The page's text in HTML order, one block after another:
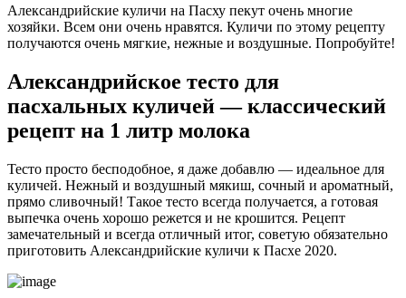
Александрийские куличи на Пасху пекут очень многие
хозяйки. Всем они очень нравятся. Куличи по этому рецепту
получаются очень мягкие, нежные и воздушные. Попробуйте!
Александрийское тесто для
пасхальных куличей — классический
рецепт на 1 литр молока
Тесто просто бесподобное, я даже добавлю — идеальное для
куличей. Нежный и воздушный мякиш, сочный и ароматный,
прямо сливочный! Такое тесто всегда получается, а готовая
выпечка очень хорошо режется и не крошится. Рецепт
замечательный и всегда отличный итог, советую обязательно
приготовить Александрийские куличи к Пасхе 2020.